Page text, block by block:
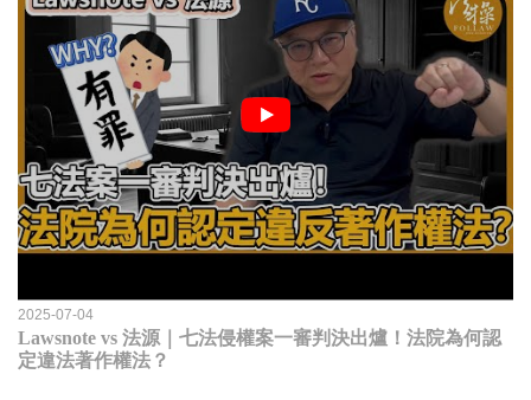
2025-07-04
Lawsnote vs 法源｜七法侵權案一審判決出爐！法院為何認
定違法著作權法？